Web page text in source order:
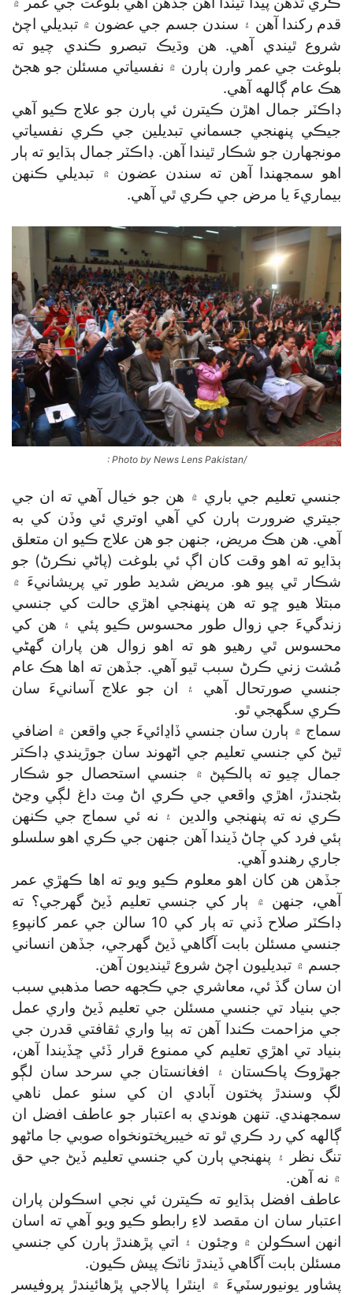
قدم رکندا آهن ۽ سندن جسم جي عضون ۾ تبديلي اچڻ
شروع ٿيندي آهي. هن وڌيڪ تبصرو ڪندي چيو ته
بلوغت جي عمر وارن ٻارن ۾ نفسياتي مسئلن جو هجڻ
هڪ عام ڳالهه آهي.
ڊاڪٽر جمال اهڙن ڪيترن ئي ٻارن جو علاج ڪيو آهي
جيڪي پنهنجي جسماني تبديلين جي ڪري نفسياتي
مونجهارن جو شڪار ٿيندا آهن. ڊاڪٽر جمال ٻڌايو ته ٻار
اهو سمجهندا آهن ته سندن عضون ۾ تبديلي ڪنهن
بيماريءَ يا مرض جي ڪري ٿي آهي.
: Photo by News Lens Pakistan/
جنسي تعليم جي باري ۾ هن جو خيال آهي ته ان جي
جيتري ضرورت ٻارن کي آهي اوتري ئي وڏن کي به
آهي. هن هڪ مريض، جنهن جو هن علاج ڪيو ان متعلق
ٻڌايو ته اهو وقت کان اڳ ئي بلوغت (پاڻي نڪرڻ) جو
شڪار ٿي پيو هو. مريض شديد طور تي پريشانيءَ ۾
مبتلا هيو ڇو ته هن پنهنجي اهڙي حالت کي جنسي
زندگيءَ جي زوال طور محسوس ڪيو پئي ۽ هن کي
محسوس ٿي رهيو هو ته اهو زوال هن پاران گھڻي
مُشت زني ڪرڻ سبب ٿيو آهي. جڏهن ته اها هڪ عام
جنسي صورتحال آهي ۽ ان جو علاج آسانيءَ سان
ڪري سگھجي ٿو.
سماج ۾ ٻارن سان جنسي ڏاڍائيءَ جي واقعن ۾ اضافي
ٿيڻ کي جنسي تعليم جي اڻهوند سان جوڙيندي ڊاڪٽر
جمال چيو ته ٻالڪپڻ ۾ جنسي استحصال جو شڪار
بڻجندڙ، اهڙي واقعي جي ڪري اڻ مِٽ داغ لڳي وڃڻ
ڪري نه ته پنهنجي والدين ۽ نه ئي سماج جي ڪنهن
ٻئي فرد کي ڄاڻ ڏيندا آهن جنهن جي ڪري اهو سلسلو
جاري رهندو آهي.
جڏهن هن کان اهو معلوم ڪيو ويو ته اها ڪهڙي عمر
آهي، جنهن ۾ ٻار کي جنسي تعليم ڏيڻ گھرجي؟ ته
ڊاڪٽر صلاح ڏني ته ٻار کي 10 سالن جي عمر کانپوءِ
جنسي مسئلن بابت آگاهي ڏيڻ گھرجي، جڏهن انساني
جسم ۾ تبديليون اچڻ شروع ٿينديون آهن.
ان سان گڏ ئي، معاشري جي ڪجهه حصا مذهبي سبب
جي بنياد تي جنسي مسئلن جي تعليم ڏيڻ واري عمل
جي مزاحمت ڪندا آهن ته ٻيا واري ثقافتي قدرن جي
بنياد تي اهڙي تعليم کي ممنوع قرار ڏئي ڇڏيندا آهن،
جهڙوڪ پاڪستان ۽ افغانستان جي سرحد سان لڳو
لڳ وسندڙ پختون آبادي ان کي سٺو عمل ناهي
سمجهندي. تنهن هوندي به اعتبار جو عاطف افضل ان
ڳالهه کي رد ڪري ٿو ته خيبرپختونخواه صوبي جا ماڻهو
تنگ نظر ۽ پنهنجي ٻارن کي جنسي تعليم ڏيڻ جي حق
۾ نه آهن.
عاطف افضل ٻڌايو ته ڪيترن ئي نجي اسڪولن پاران
اعتبار سان ان مقصد لاءِ رابطو ڪيو ويو آهي ته اسان
انهن اسڪولن ۾ وڃئون ۽ اتي پڙهندڙ ٻارن کي جنسي
مسئلن بابت آگاهي ڏيندڙ ناٽڪ پيش ڪيون.
پشاور يونيورسٽيءَ ۾ اينٿرا پالاجي پڙهائيندڙ پروفيسر